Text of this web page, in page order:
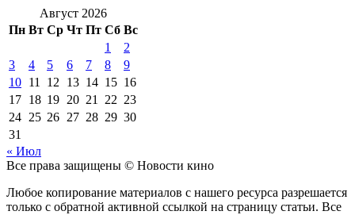
Август 2026
Пн Вт Ср Чт Пт Сб Вс
1
2
3
4 5 6 7 8
9
10 11 12 13 14 15 16
17 18 19 20 21 22 23
24 25 26 27 28 29 30
31
« Июл
Все права защищены © Новости кино
Любое копирование материалов с нашего ресурса разрешается
только с обратной активной ссылкой на страницу статьи. Все